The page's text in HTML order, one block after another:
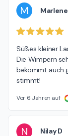
M Marlene
Süßes kleiner
Die Wimpern
bekommt auch
stimmt!
Vor 6 Jahren auf
N Nilay D